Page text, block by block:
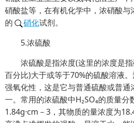
硝酸盐等，在有机化学中，浓硝酸
的
硝化试剂。
5.浓硫酸
浓硫酸是指浓度(这里的浓度是指
百分比)大于或等于70%的硫酸溶液
强氧化性，这是它与普通硫酸或普通
一。常用的浓硫酸中H₂SO₄的质量分
1.84g·cm－3，其物质的量浓度为